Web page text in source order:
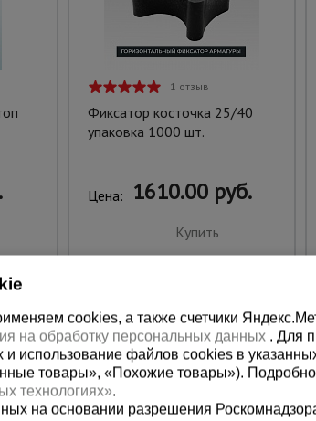
1 отзыв
Фиксатор косточка 25/40
упаковка 1000 шт.
Цена: 1610.00 руб.
Купить
cookies, а также счетчики
на обработку персональных данных . Для
использование файлов cookies в
товары», «Похожие товары»).
технологиях».
на основании разрешения